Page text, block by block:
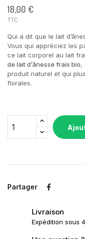
18,00 €
TTC
Qui a dit que le lait
Vous qui appréciez les
ce lait corporel au lait
de lait d’ânesse frais bio,
produit naturel et qui
florales.
Partager
Livraison
Expédition sous